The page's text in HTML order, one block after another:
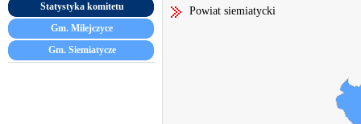
Statystyka komitetu
Gm. Milejczyce
Gm. Siemiatycze
Powiat siemiatycki